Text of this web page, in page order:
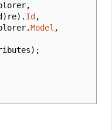
) re) . Id ,
.Model ,
) ;